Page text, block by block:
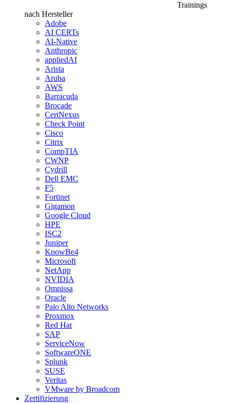
Trainings
nach Hersteller
Adobe
AI CERTs
AI-Native
Anthropic
appliedAI
Arista
Aruba
AWS
Barracuda
Brocade
CertNexus
Check Point
Cisco
Citrix
CompTIA
CWNP
Cydrill
Dell EMC
F5
Fortinet
Gigamon
Google Cloud
HPE
ISC2
Juniper
KnowBe4
Microsoft
NetApp
NVIDIA
Omnissa
Oracle
Palo Alto Networks
Proxmox
Red Hat
SAP
ServiceNow
SoftwareONE
Splunk
SUSE
Veritas
VMware by Broadcom
Zertifizierung